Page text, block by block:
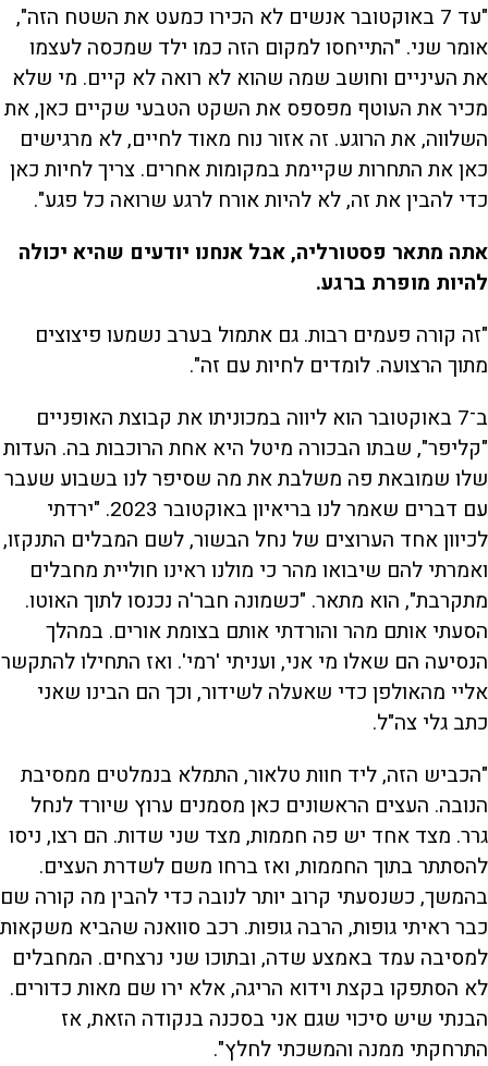
"עד 7 באוקטובר אנשים לא הכירו כמעט את השטח הזה",
אומר שני. "התייחסו למקום הזה כמו ילד שמכסה לעצמו
את העיניים וחושב שמה שהוא לא רואה לא קיים. מי שלא
מכיר את העוטף מפספס את השקט הטבעי שקיים כאן, את
השלווה, את הרוגע. זה אזור נוח מאוד לחיים, לא מרגישים
כאן את התחרות שקיימת במקומות אחרים. צריך לחיות כאן
כדי להבין את זה, לא להיות אורח לרגע שרואה כל פגע".
אתה מתאר פסטורליה, אבל אנחנו יודעים שהיא יכולה
להיות מופרת ברגע.
"זה קורה פעמים רבות. גם אתמול בערב נשמעו פיצוצים
מתוך הרצועה. לומדים לחיות עם זה".
ב־7 באוקטובר הוא ליווה במכוניתו את קבוצת האופניים
"קליפר", שבתו הבכורה מיטל היא אחת הרוכבות בה. העדות
שלו שמובאת פה משלבת את מה שסיפר לנו בשבוע שעבר
עם דברים שאמר לנו בריאיון באוקטובר 2023. "ירדתי
לכיוון אחד הערוצים של נחל הבשור, לשם המבלים התנקזו,
ואמרתי להם שיבואו מהר כי מולנו ראינו חוליית מחבלים
מתקרבת", הוא מתאר. "כשמונה חבר'ה נכנסו לתוך האוטו.
הסעתי אותם מהר והורדתי אותם בצומת אורים. במהלך
הנסיעה הם שאלו מי אני, ועניתי 'רמי'. ואז התחילו להתקשר
אליי מהאולפן כדי שאעלה לשידור, וכך הם הבינו שאני
כתב גלי צה"ל.
"הכביש הזה, ליד חוות טלאור, התמלא בנמלטים ממסיבת
הנובה. העצים הראשונים כאן מסמנים ערוץ שיורד לנחל
גרר. מצד אחד יש פה חממות, מצד שני שדות. הם רצו, ניסו
להסתתר בתוך החממות, ואז ברחו משם לשדרת העצים.
בהמשך, כשנסעתי קרוב יותר לנובה כדי להבין מה קורה שם
כבר ראיתי גופות, הרבה גופות. רכב סוואנה שהביא משקאות
למסיבה עמד באמצע שדה, ובתוכו שני נרצחים. המחבלים
לא הסתפקו בקצת וידוא הריגה, אלא ירו שם מאות כדורים.
הבנתי שיש סיכוי שגם אני בסכנה בנקודה הזאת, אז
התרחקתי ממנה והמשכתי לחלץ".